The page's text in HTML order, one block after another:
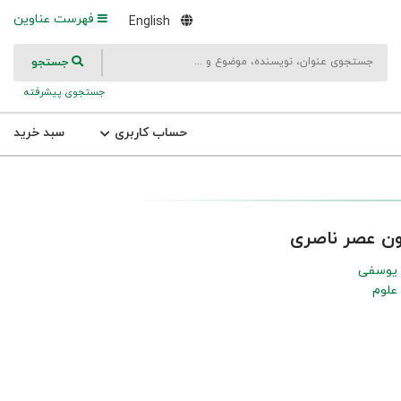
English فهرست عناوین
جستجو
جستجوی پیشرفته
حساب کاربری سبد خرید
عصر ناصری
یوسفی